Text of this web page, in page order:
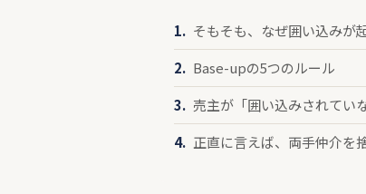
そもそも、なぜ囲い込みが
Base-upの5つのルール
売主が「囲い込みされてい
正直に言えば、両手仲介を